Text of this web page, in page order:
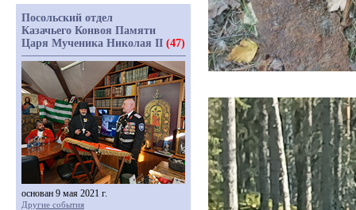
Посольский отдел
Казачьего Конвоя Памяти
Царя Мученика Николая II (47)
основан 9 мая 2021 г.
Другие события